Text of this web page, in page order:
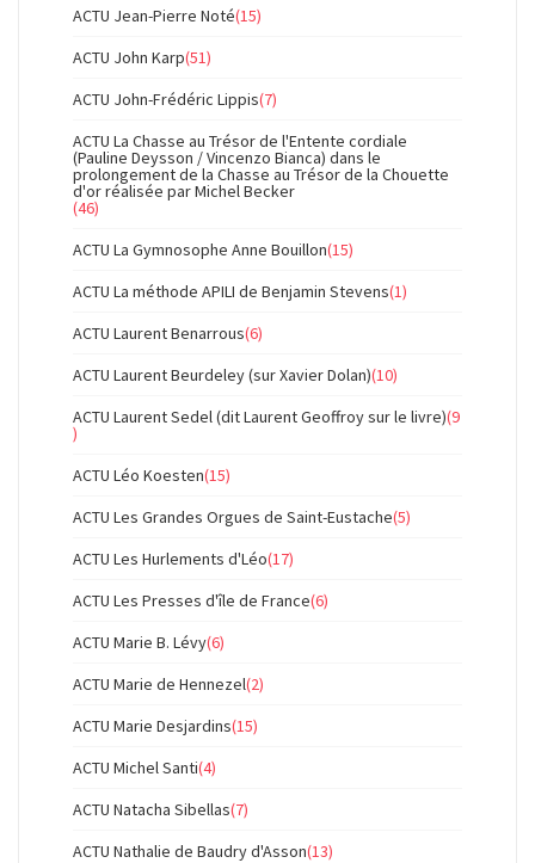
ACTU Jean-Pierre Noté(15)
ACTU John Karp(51)
ACTU John-Frédéric Lippis(7)
ACTU La Chasse au Trésor de l'Entente cordiale
(Pauline Deysson / Vincenzo Bianca) dans le
prolongement de la Chasse au Trésor de la Chouette
d'or réalisée par Michel Becker
(46)
ACTU La Gymnosophe Anne Bouillon(15)
ACTU La méthode APILI de Benjamin Stevens(1)
ACTU Laurent Benarrous(6)
ACTU Laurent Beurdeley (sur Xavier Dolan)(10)
ACTU Laurent Sedel (dit Laurent Geoffroy sur le livre)(9
)
ACTU Léo Koesten(15)
ACTU Les Grandes Orgues de Saint-Eustache(5)
ACTU Les Hurlements d'Léo(17)
ACTU Les Presses d'île de France(6)
ACTU Marie B. Lévy(6)
ACTU Marie de Hennezel(2)
ACTU Marie Desjardins(15)
ACTU Michel Santi(4)
ACTU Natacha Sibellas(7)
ACTU Nathalie de Baudry d'Asson(13)